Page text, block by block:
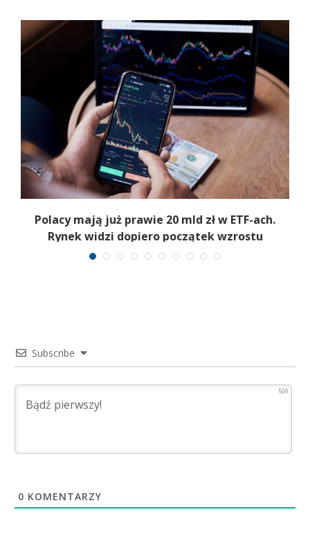
Polacy mają już prawie 20 mld zł w ETF-ach.
Rynek widzi dopiero początek wzrostu
Subscribe
500
0 KOMENTARZY